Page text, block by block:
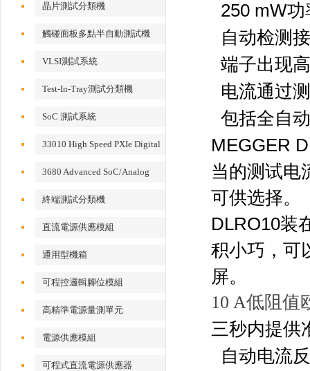
晶片測試分類機
觸碰面板多點半自動測試機
VLSI測試系統
Test-In-Tray測試分類機
SoC 測試系統
33010 High Speed PXIe Digital
3680 Advanced SoC/Analog
Test System
終端測試分類機
直流電源供應模組
通用型機箱
可程控邏輯腳位模組
高精準電源量測單元
電源供應模組
可程式直流電源供應器
250 mW
自动检测
端子出现
电流通过
包括全自
MEGGER
当的测试电
可供选择。
DLRO10装
积小巧，可
屏。
10 A低阻值
三秒内提供
自动电流